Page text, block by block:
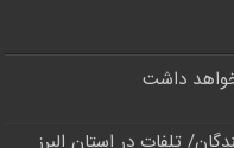
داشت
تلفات در استان البرز